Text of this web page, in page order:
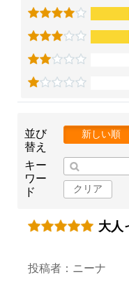
並び
替え
新しい順
キー
ワー
ド
クリア
大人
投稿者：ニーナ